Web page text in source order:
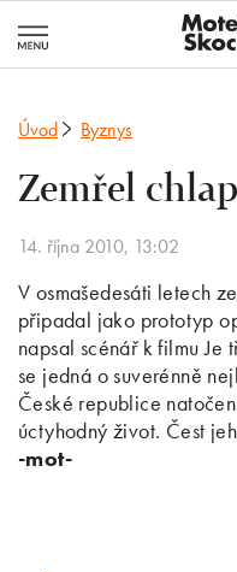
Úvod Byznys
Zemřel
14. října 2010, 13:02
V osmašedesáti letech
připadal jako prototyp
napsal scénář k filmu Je
se jedná o suverénně
České republice
úctyhodný život. Čest
-mot-